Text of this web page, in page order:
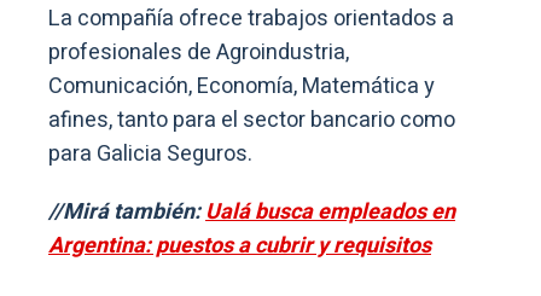
La compañía ofrece trabajos orientados a
profesionales de Agroindustria,
Comunicación, Economía, Matemática y
afines, tanto para el sector bancario como
para Galicia Seguros.
//Mirá también:Ualá busca empleados en
Argentina: puestos a cubrir y requisitos